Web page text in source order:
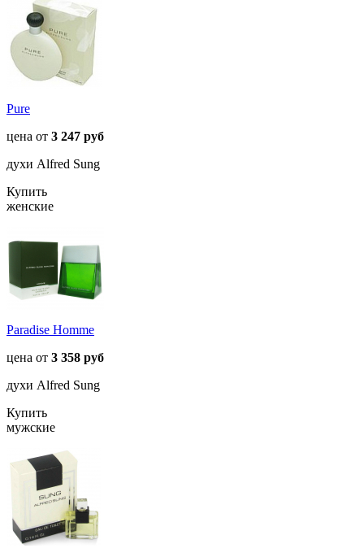
Pure
цена от 3 247 руб
духи Alfred Sung
Купить
женские
Paradise Homme
цена от 3 358 руб
духи Alfred Sung
Купить
мужские